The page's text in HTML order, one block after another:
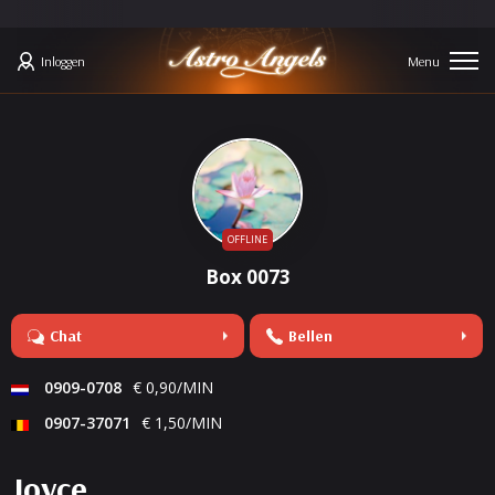
Inloggen
OFFLINE
Box 0073
Chat Bellen
0909-0708 € 0,90/MIN
0907-37071
€ 1,50/MIN